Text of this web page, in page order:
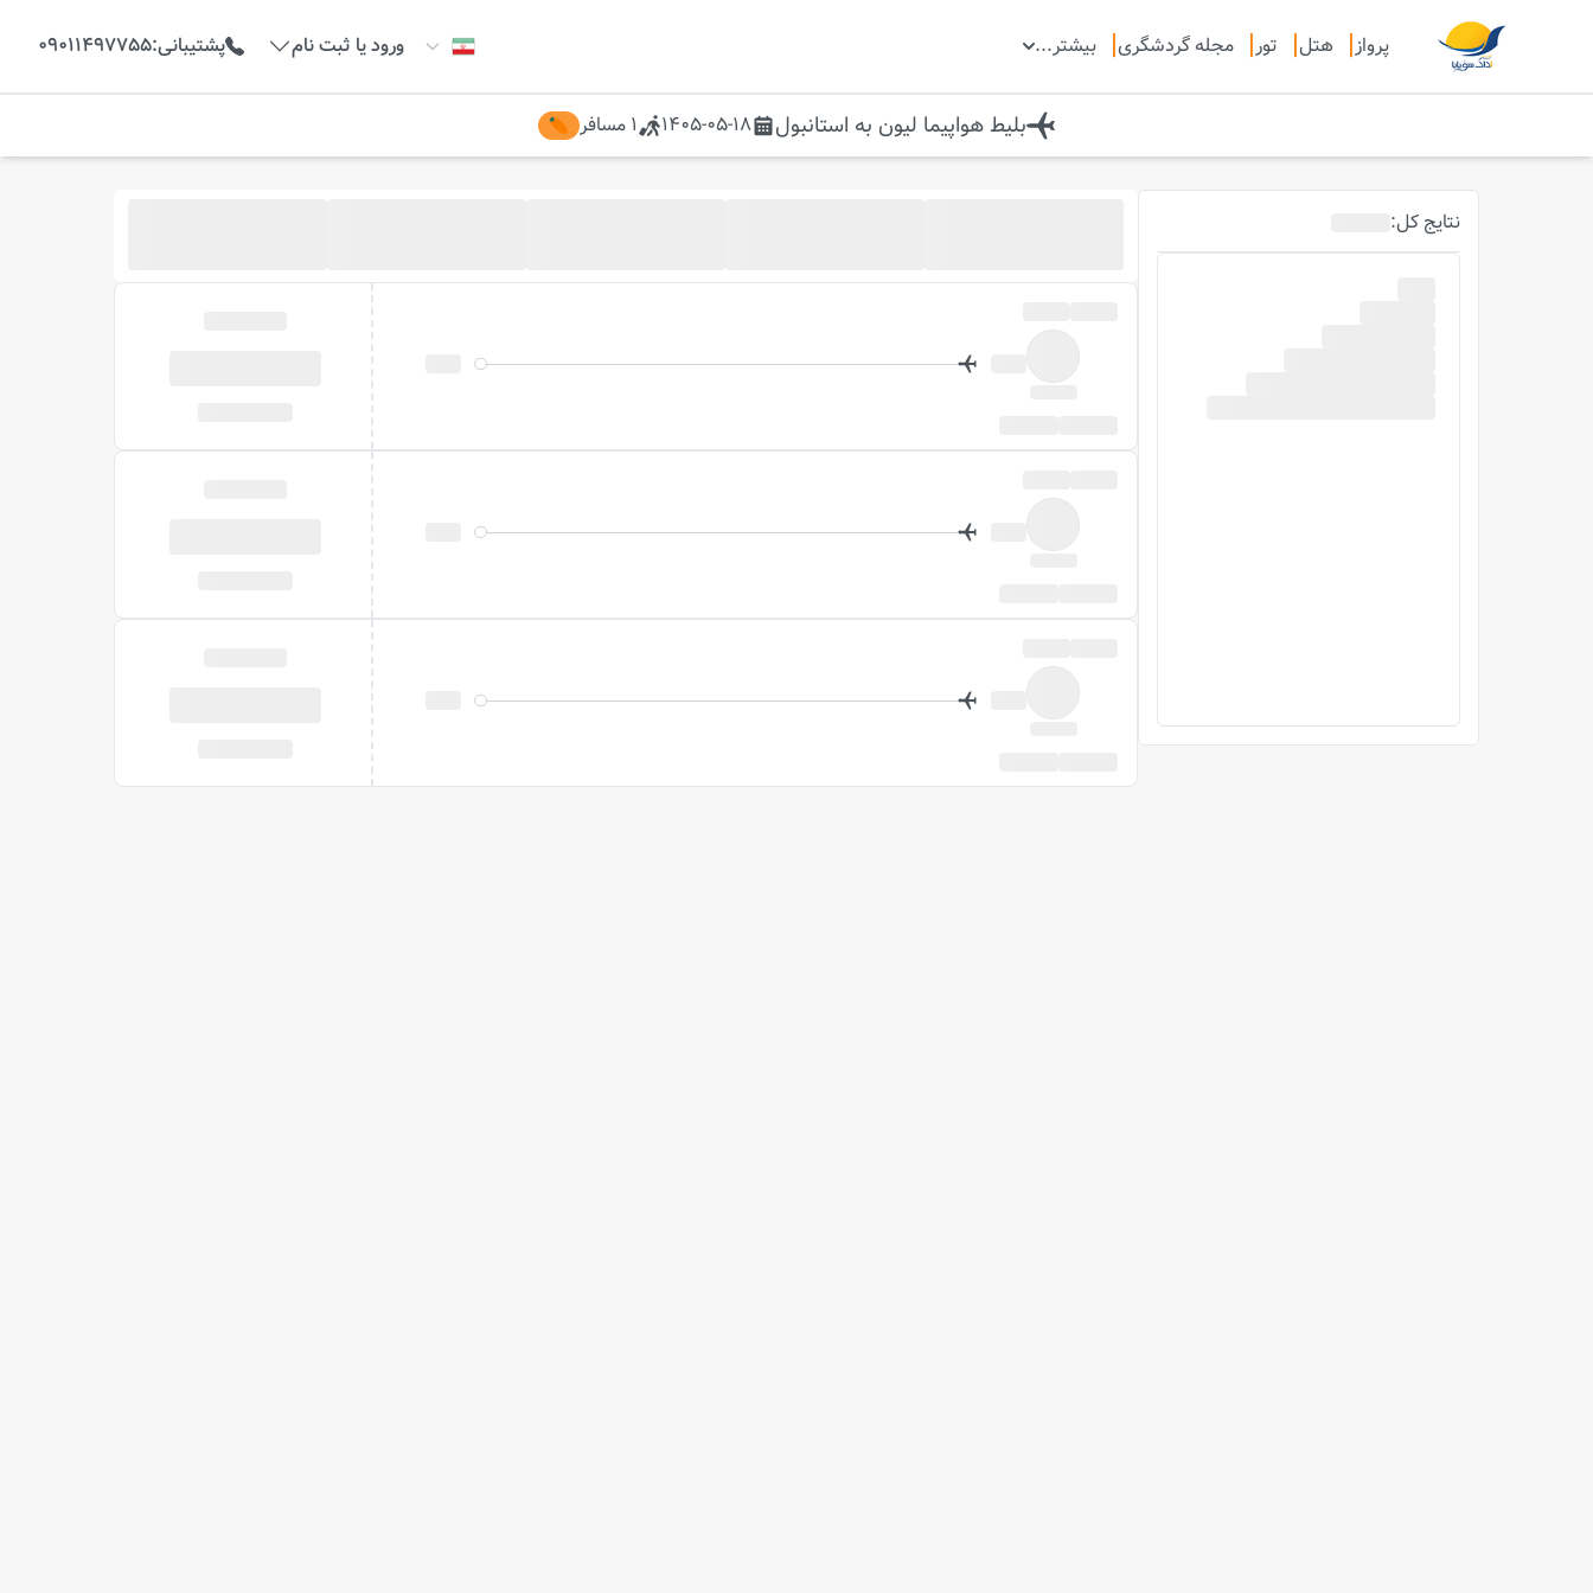
پرواز هتل تور مجله گردشگری بیشتر... ورود یا ثبت نام پشتیبانی:
09011497755
بلیط هواپیما لیون به استانبول 1405-05-18
1 مسافر
نتایج کل: